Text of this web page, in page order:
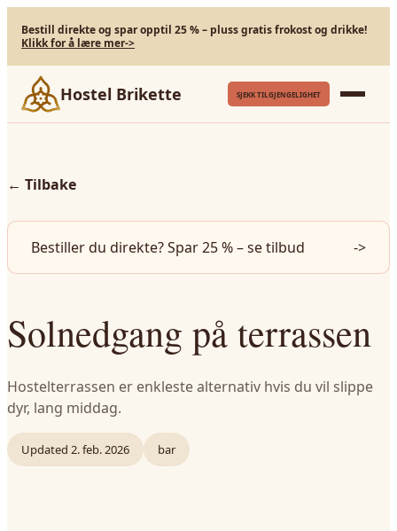
Bestill direkte og spar opptil 25 % – pluss gratis frokost og drikke!
Klikk for å lære mer->
Hostel Brikette SJEKK TILGJENGELIGHET
← Tilbake
Bestiller du direkte? Spar 25 % – se tilbud ->
Solnedgang på terrassen
Hostelterrassen er enkleste alternativ hvis du vil slippe
dyr, lang middag.
Updated 2. feb. 2026 bar